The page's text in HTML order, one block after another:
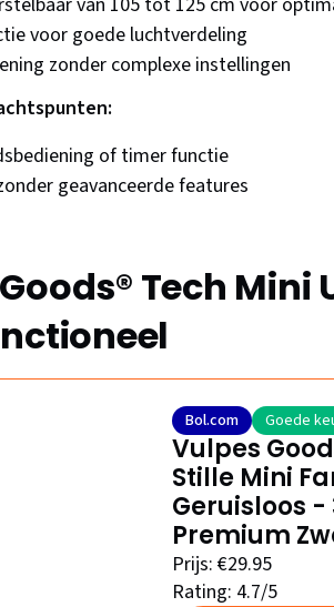
voor goede luchtverdeling
zonder complexe instellingen
of timer functie
geavanceerde features
Tech Mini
Bol.com Goede
Vulpes
Stille Mini
Geruisloos
Premium
Prijs: €29.95
Rating: 4.7/5